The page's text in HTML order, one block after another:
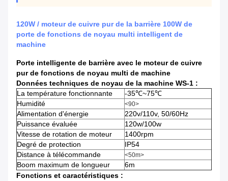
120W / moteur de cuivre pur de la barrière 100W de
porte de fonctions de noyau multi intelligent de
machine
Porte intelligente de barrière avec le moteur de cuivre
pur de fonctions de noyau multi de machine
Données techniques de noyau de la machine WS-1 :
La température fonctionnante
-35℃~75℃
Humidité
<90>
Alimentation d'énergie
220v/110v, 50/60Hz
Puissance évaluée
120w/100w
Vitesse de rotation de moteur
1400rpm
Degré de protection
IP54
Distance à télécommande
<50m>
Boom maximum de longueur
6m
Fonctions et caractéristiques :